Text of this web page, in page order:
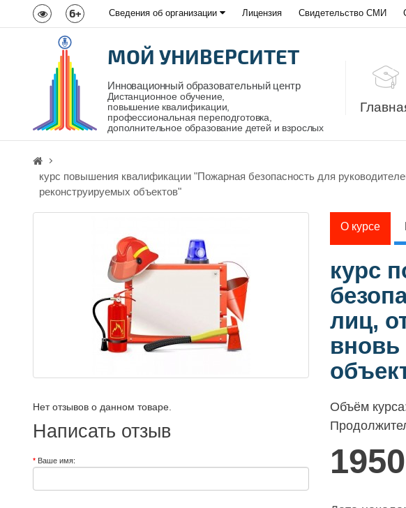
6+ Сведения об организации Лицензия Свидетельство СМИ
МОЙ УНИВЕРСИТЕТ
Инновационный образовательный центр
Дистанционное обучение,
повышение квалификации,
профессиональная переподготовка,
дополнительное образование детей и взрослых
курс повышения квалификации "Пожарная безопасность для
реконструируемых объектов"
Нет отзывов о данном товаре.
Написать отзыв
Ваше имя:
О курсе
курс
лиц,
вновь
Объём